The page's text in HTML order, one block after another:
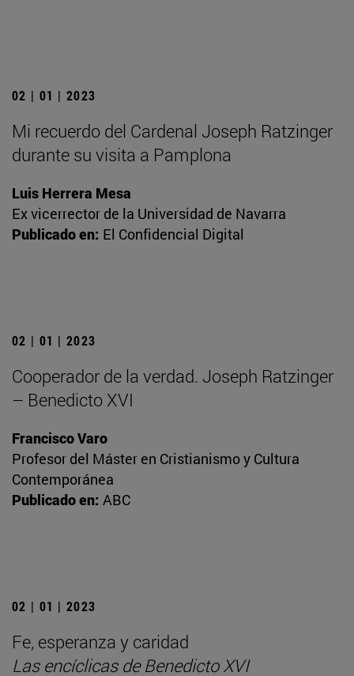
02 | 01 | 2023
Mi recuerdo del Cardenal Joseph Ratzinger
durante su visita a Pamplona
Luis Herrera Mesa
Ex vicerrector de la Universidad de Navarra
Publicado en: El Confidencial Digital
02 | 01 | 2023
Cooperador de la verdad. Joseph Ratzinger
– Benedicto XVI
Francisco Varo
Profesor del Máster en Cristianismo y Cultura
Contemporánea
Publicado en: ABC
02 | 01 | 2023
Fe, esperanza y caridad
Las encíclicas de Benedicto XVI